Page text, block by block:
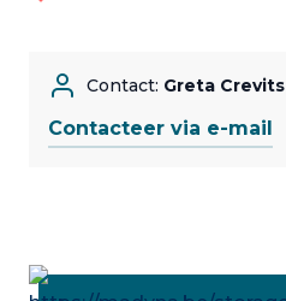
Contact: Greta Crevits
Contacteer via e-mail